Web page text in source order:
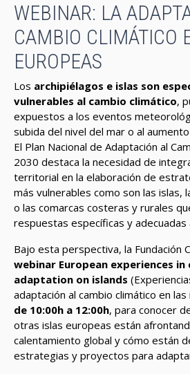
WEBINAR: LA
CAMBIO CLIMÁTICO
EUROPEAS
Los archipiélagos e islas son
vulnerables al cambio climático,
expuestos a los eventos
subida del nivel del mar o al
El Plan Nacional de Adaptación al
2030 destaca la necesidad de
territorial en la elaboración de
más vulnerables como son las islas,
o las comarcas costeras y rurales
respuestas específicas y adecuadas
Bajo esta perspectiva, la Fundación
webinar European experiences in
adaptation on islands
adaptación al cambio climático en las
de 10:00h a 12:00h, para conocer
otras islas europeas están
calentamiento global y cómo están
estrategias y proyectos para